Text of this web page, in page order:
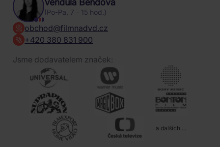
Vendula Bendová
(Po-Pa, 7 - 15 hod.)
obchod@filmnadvd.cz
+420 380 831 900
Jsme dodavatelem značek:
a dalších ...